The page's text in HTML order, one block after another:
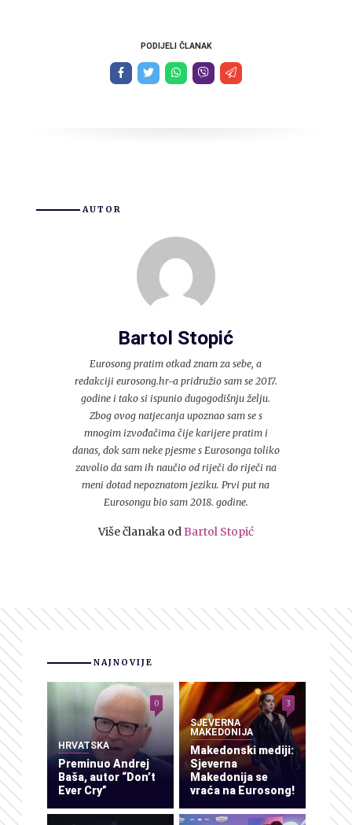
PODIJELI ČLANAK
AUTOR
Bartol Stopić
Eurosong pratim otkad znam za sebe, a
redakciji eurosong.hr-a pridružio sam se 2017.
godine i tako si ispunio dugogodišnju želju.
Zbog ovog natjecanja upoznao sam se s
mnogim izvođačima čije karijere pratim i
danas, dok sam neke pjesme s Eurosonga toliko
zavolio da sam ih naučio od riječi do riječi na
meni dotad nepoznatom jeziku. Prvi put na
Eurosongu bio sam 2018. godine.
Više članaka odBartol Stopić
NAJNOVIJE
HRVATSKA
Preminuo Andrej
Baša, autor “Don’t
Ever Cry”
0
SJEVERNA
MAKEDONIJA
Makedonski mediji:
Sjeverna
Makedonija se
vraća na Eurosong!
3